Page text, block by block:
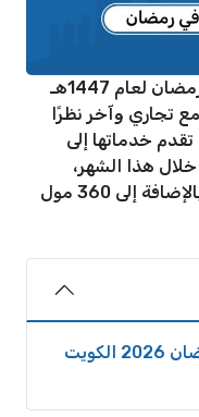
يتفاوت اوقات دوام المجمعات في رمضان لعام 1447هـ
مجمع تجاري وآخر نظرًا
خدماتها إلى
هذا الشهر،
ومنها: العاصمة مول، والكوت مول بالإضافة إلى 360 مول